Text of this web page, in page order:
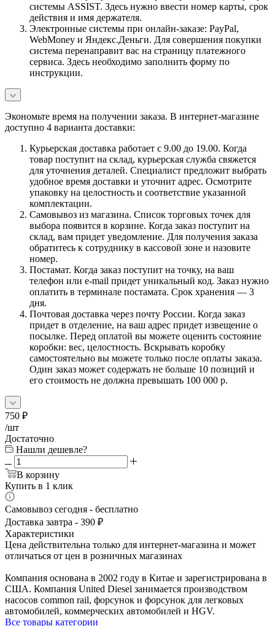
системы ASSIST. Здесь нужно ввести номер карты, срок
действия и имя держателя.
Электронные системы при онлайн-заказе: PayPal,
WebMoney и Яндекс.Деньги. Для совершения покупки
система перенаправит вас на страницу платежного
сервиса. Здесь необходимо заполнить форму по
инструкции.
Экономьте время на получении заказа. В интернет-магазине
доступно 4 варианта доставки:
Курьерская доставка работает с 9.00 до 19.00. Когда
товар поступит на склад, курьерская служба свяжется
для уточнения деталей. Специалист предложит выбрать
удобное время доставки и уточнит адрес. Осмотрите
упаковку на целостность и соответствие указанной
комплектации.
Самовывоз из магазина. Список торговых точек для
выбора появится в корзине. Когда заказ поступит на
склад, вам придет уведомление. Для получения заказа
обратитесь к сотруднику в кассовой зоне и назовите
номер.
Постамат. Когда заказ поступит на точку, на ваш
телефон или e-mail придет уникальный код. Заказ нужно
оплатить в терминале постамата. Срок хранения — 3
дня.
Почтовая доставка через почту России. Когда заказ
придет в отделение, на ваш адрес придет извещение о
посылке. Перед оплатой вы можете оценить состояние
коробки: вес, целостность. Вскрывать коробку
самостоятельно вы можете только после оплаты заказа.
Один заказ может содержать не больше 10 позиций и
его стоимость не должна превышать 100 000 р.
750 ₽
/шт
Достаточно
Нашли дешевле?
В корзину
Купить в 1 клик
Самовывоз сегодня - бесплатно
Доставка завтра - 390 ₽
Характеристики
Цена действительна только для интернет-магазина и может
отличаться от цен в розничных магазинах
Компания основана в 2002 году в Китае и зарегистрирована в
США. Компания United Diesel занимается производством
насосов common rail, форсунок и форсунок для легковых
автомобилей, коммерческих автомобилей и HGV.
Все товары категории